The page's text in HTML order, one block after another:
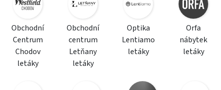
Obchodní
Centrum
Chodov
letáky
Obchodní
centrum
Letňany
letáky
Optika
Lentiamo
letáky
Orfa
nábytek
letáky